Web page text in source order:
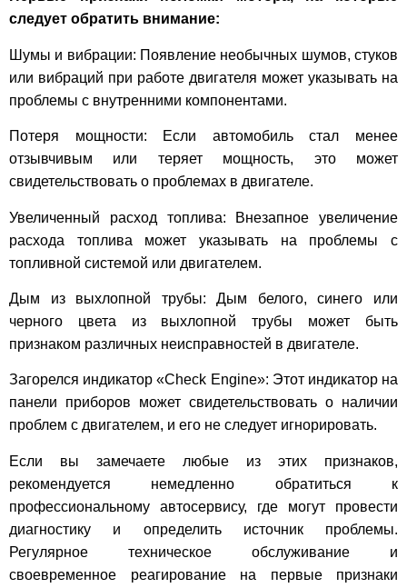
следует обратить внимание:
Шумы и вибрации: Появление необычных шумов, стуков
или вибраций при работе двигателя может указывать на
проблемы с внутренними компонентами.
Потеря мощности: Если автомобиль стал менее
отзывчивым или теряет мощность, это может
свидетельствовать о проблемах в двигателе.
Увеличенный расход топлива: Внезапное увеличение
расхода топлива может указывать на проблемы с
топливной системой или двигателем.
Дым из выхлопной трубы: Дым белого, синего или
черного цвета из выхлопной трубы может быть
признаком различных неисправностей в двигателе.
Загорелся индикатор «Check Engine»: Этот индикатор на
панели приборов может свидетельствовать о наличии
проблем с двигателем, и его не следует игнорировать.
Если вы замечаете любые из этих признаков,
рекомендуется немедленно обратиться к
профессиональному автосервису, где могут провести
диагностику и определить источник проблемы.
Регулярное техническое обслуживание и
своевременное реагирование на первые признаки